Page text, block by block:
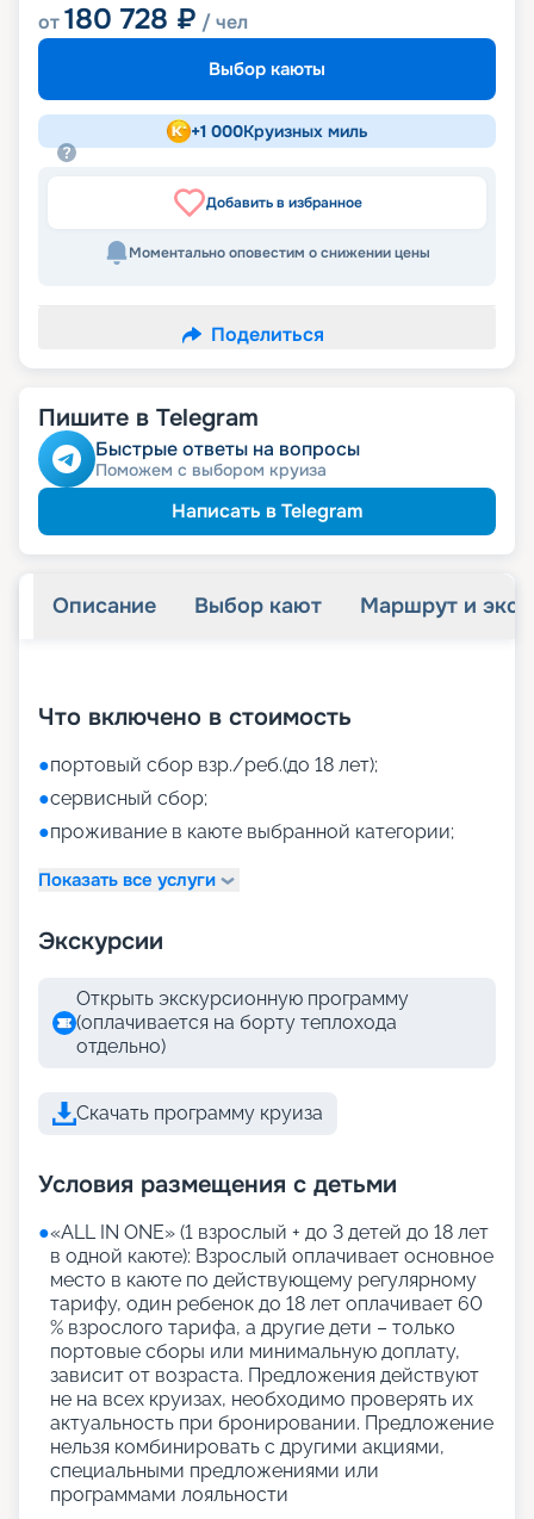
от180 728 ₽ / чел
Выбор каюты
+1 000Круизных миль
Добавить в избранное
Моментально оповестим о снижении цены
Поделиться
Пишите в Telegram
Быстрые ответы на вопросы
Поможем с выбором круиза
Написать в Telegram
Описание Выбор кают Маршрут и
Что включено в стоимость
●портовый сбор взр./реб.(до 18 лет);
●сервисный сбор;
●проживание в каюте выбранной категории;
Показать все услуги
Экскурсии
Открыть экскурсионную программу
(оплачивается на борту теплохода
отдельно)
Скачать программу круиза
Условия размещения с детьми
●«АLL IN ONE» (1 взрослый + до 3 детей до 18 лет
в одной каюте): Взрослый оплачивает основное
место в каюте по действующему регулярному
тарифу, один ребенок до 18 лет оплачивает 60
% взрослого тарифа, а другие дети – только
портовые сборы или минимальную доплату,
зависит от возраста. Предложения действуют
не на всех круизах, необходимо проверять их
актуальность при бронировании. Предложение
нельзя комбинировать с другими акциями,
специальными предложениями или
программами лояльности